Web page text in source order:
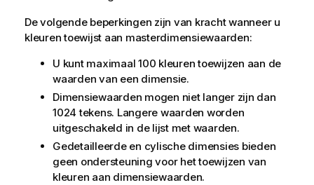
De volgende beperkingen zijn van kracht wanneer u
kleuren toewijst aan masterdimensiewaarden:
U kunt maximaal 100 kleuren toewijzen aan de
waarden van een dimensie.
Dimensiewaarden mogen niet langer zijn dan
1024 tekens. Langere waarden worden
uitgeschakeld in de lijst met waarden.
Gedetailleerde en cylische dimensies bieden
geen ondersteuning voor het toewijzen van
kleuren aan dimensiewaarden.